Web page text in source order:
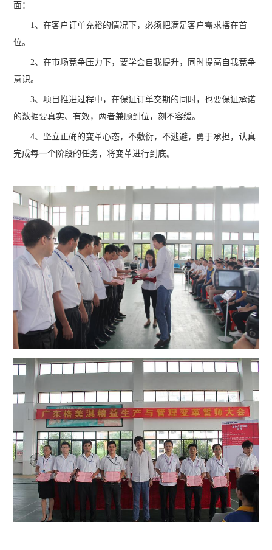
面：
1、在客户订单充裕的情况下，必须把满足客户需求摆在首
位。
2、在市场竞争压力下，要学会自我提升，同时提高自我竞争
意识。
3、项目推进过程中，在保证订单交期的同时，也要保证承诺
的数据要真实、有效，两者兼顾到位，刻不容缓。
4、坚立正确的变革心态，不敷衍，不逃避，勇于承担，认真
完成每一个阶段的任务，将变革进行到底。